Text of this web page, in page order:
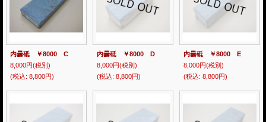
内曇砥 ￥8000 C
8,000円(税別)
(税込: 8,800円)
内曇砥 ￥8000 D
8,000円(税別)
(税込: 8,800円)
内曇砥 ￥8000 E
8,000円(税別)
(税込: 8,800円)